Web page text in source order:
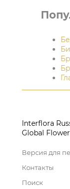
Interflora
Global
Версия для
Контакты
Поиск